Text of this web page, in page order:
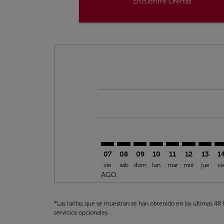
07
vie
AGO.
08
sáb
09
dom
10
lun
11
mar
12
mié
13
jue
*Las tarifas que se muestran se han obtenido en las últimas
servicios opcionales.